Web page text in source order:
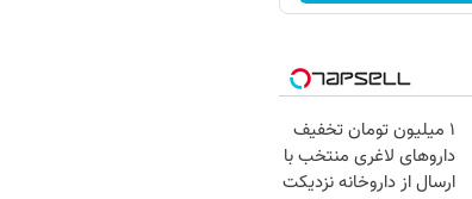
۱ میلیون تومان تخفیف
داروهای لاغری منتخب با
ارسال از داروخانه نزدیکت